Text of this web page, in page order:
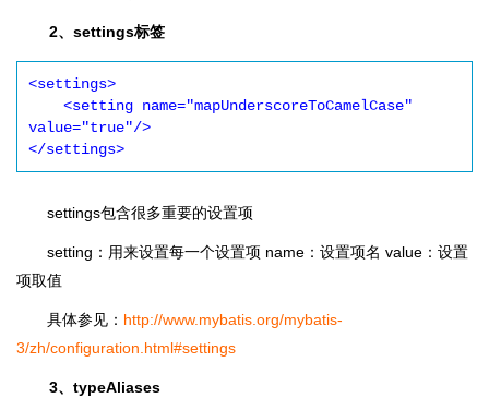
2、settings标签
<settings>
value="true"/>
</settings>
settings包含很多重要的设置项
setting：用来设置每一个设置项 name：设置项名 value：设置
项取值
具体参见： http://www.mybatis.org/mybatis-
3/zh/configuration.html#settings
3、typeAliases